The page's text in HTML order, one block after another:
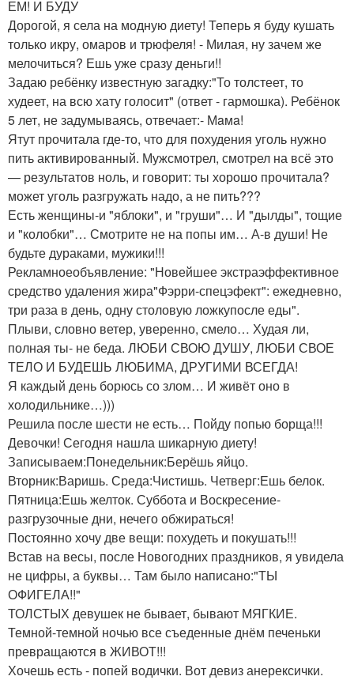
ЕМ! И БУДУ
Дорогой, я села на модную диету! Теперь я буду кушать
только икру, омаров и трюфеля! - Милая, ну зачем же
мелочиться? Ешь уже сразу деньги!!
Задаю ребёнку известную загадку:"То толстеет, то
худеет, на всю хату голосит" (ответ - гармошка). Ребёнок
5 лет, не задумываясь, отвечает:- Мaмa!
Ятут прочитала где-то, что для похудения уголь нужно
пить активированный. Мужсмотрел, смотрел на всё это
— результатов ноль, и говорит: ты хорошо прочитала?
может уголь разгружать надо, а не пить???
Есть женщины-и "яблоки", и "груши"… И "дылды", тощие
и "колобки"… Смотрите не на попы им… А-в души! Не
будьте дураками, мужики!!!
Рекламноеобъявление: "Новейшее экстраэффективное
средство удаления жира"Фэрри-спецэфект": ежедневно,
три раза в день, одну столовую ложкупосле еды".
Плыви, словно ветер, уверенно, смело… Худая ли,
полная ты- не беда. ЛЮБИ СВОЮ ДУШУ, ЛЮБИ СВОЕ
ТЕЛО И БУДЕШЬ ЛЮБИМА, ДРУГИМИ ВСЕГДА!
Я каждый день борюсь со злом… И живёт оно в
холодильнике…)))
Решила после шести не есть… Пойду попью борща!!!
Девочки! Сегодня нашла шикарную диету!
Записываем:Понедельник:Берёшь яйцо.
Вторник:Варишь. Среда:Чистишь. Четверг:Ешь белок.
Пятница:Ешь желток. Суббота и Воскресение-
разгрузочные дни, нечего обжираться!
Постоянно хочу две вещи: похудеть и покушать!!!
Встав на весы, после Новогодних праздников, я увидела
не цифры, а буквы… Там было написано:"ТЫ
ОФИГЕЛА!!"
ТОЛСТЫХ девушек не бывает, бывают МЯГКИЕ.
Темной-темной ночью все съеденные днём печеньки
превращаются в ЖИВОТ!!!
Хочешь есть - попей водички. Вот девиз анерексички.